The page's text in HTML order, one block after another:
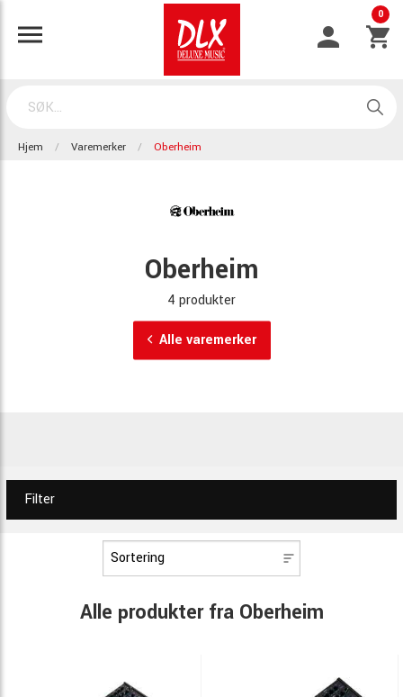
0
Hjem Varemerker Oberheim
Oberheim
4 produkter
Alle varemerker
Filter
Alle produkter fra Oberheim